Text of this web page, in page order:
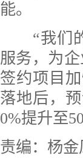
能。
“我们的
服务，为
签约项目
落地后，
0%提升至
责编：杨金